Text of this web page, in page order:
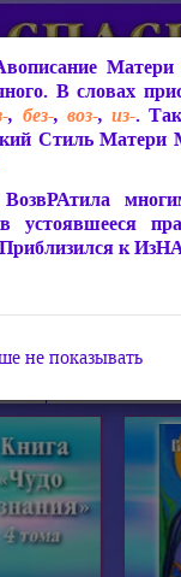
СофиоЛогия Матери
В словах
, без-, воз-,из-.
Стиль Матери
устоявшееся
к
не показывать